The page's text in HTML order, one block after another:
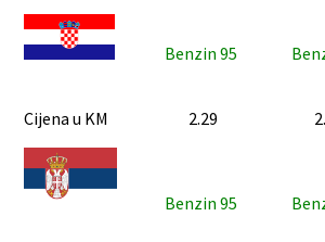
Benzin 95
Cijena u KM 2.29
Benzin 95